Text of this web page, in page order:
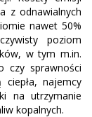
z odnawialnych
nawet 50%
poziom
w tym m.in.
czy sprawności
najemcy
na utrzymanie
kopalnych.